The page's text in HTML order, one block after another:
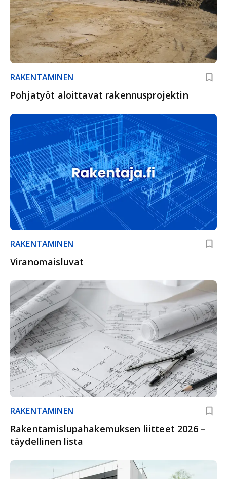
RAKENTAMINEN
Pohjatyöt aloittavat rakennusprojektin
RAKENTAMINEN
Viranomaisluvat
RAKENTAMINEN
Rakentamislupahakemuksen liitteet 2026 –
täydellinen lista